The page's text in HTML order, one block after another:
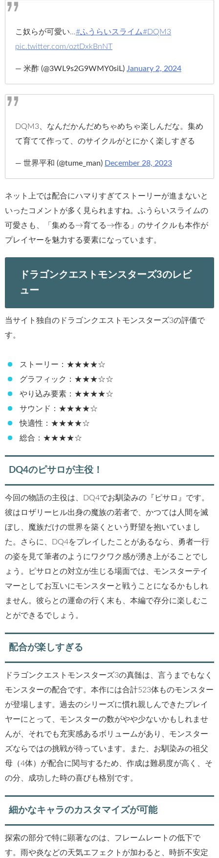
こ奴らが可愛い…#ふうらいスライム#DQM3
pic.twitter.com/oztDxkBnNT
— 米酢 (@3WL9s2G9WMY0siL) January 2, 2024
DQM3、なんだかんだめちゃめちゃ楽しんだな。集め
て育てて作って、のサイクルがとにかく楽しすぎる
— 世界平和 (@tume_man) December 28, 2023
ネット上では配合にハマりすぎてストーリーが進まないと
いったコメントが多く見られますね。ふうらいスライムの
可愛さも、「集める→育てる→作る」のサイクルも本作が
プレイヤーを魅力する要素になっています。
ドラゴンクエストモンスターズ3のレビ
ュー
当サイト独自のドラゴンクエストモンスターズ3の評価で
す。
ストーリー：★★★★☆
グラフィック：★★★☆☆
やり込み要素：★★★★☆
サウンド：★★★★☆
快適性：★★★★☆
総合：★★★★☆
DQ4のピサロが主役！
今回の物語の主役は、DQ4でお馴染みの『ピサロ』です。
彼はロザリーヒル出身の魔族の若者で、かつては人間を滅
ぼし、魔族だけの世界を築くという野望を抱いていまし
た。さらに、DQ4をプレイしたことがあるなら、勇者一行
の姿を見て筆者のようにワクワク感が湧き上がることでし
ょう。ピサロとの対立が生じる場面では、モンスターテイ
マーとしてお互いにモンスターと戦うことになるかもしれ
ません。彼らとの運命の行く末も、本編で存分に楽しむこ
とができるでしょう。
配合が楽しすぎる
ドラゴンクエストモンスターズ3の真髄は、言うまでもなく
モンスターの配合です。本作には合計523体ものモンスター
が登場します。過去のシリーズに慣れ親しんできたプレイ
ヤーにとって、モンスターの数がやや少ないかもしれませ
んが、それでも充実感あるボリュームがあり、モンスター
ズならではの挑戦が待っています。また、お馴染みの祖父
母（4体）が配合に関与するため、作成は難易度が高く、そ
の分、成功した時の喜びも格別です。
細かなキャラのカスタマイズが可能
探索の部分で特に顕著なのは、フレームレートの低下で
す。雨や炎などの天気エフェクトが加わると、時折不安定